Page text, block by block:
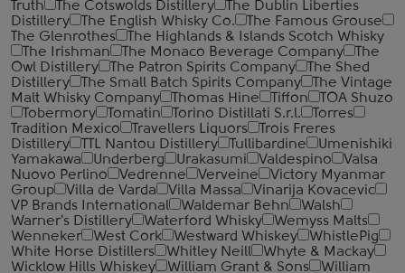
Truth
The Cotswolds Distillery
The Dublin Liberties
Distillery
The English Whisky Co.
The Famous Grouse
The Glenrothes
The Highlands & Islands Scotch Whisky
The Irishman
The Monaco Beverage Company
The
Owl Distillery
The Patron Spirits Company
The Shed
Distillery
The Small Batch Spirits Company
The Vintage
Malt Whisky Company
Thomas Hine Tiffon
TOA Shuzo
Tobermory
Tomatin Torino Distillati S.r.l.
Torres
Tradition Mexico
Travellers Liquors
Trois Freres
Distillery
TTL Nantou Distillery Tullibardine
Umenishiki
Yamakawa
Underberg Urakasumi Valdespino
Valsa
Nuovo Perlino
Vedrenne Verveine
Victory Myanmar
Group
Villa de Varda Villa Massa
Vinarija Kovacevic
VP Brands International
Waldemar Behn
Walsh
Warner's Distillery
Waterford Whisky
Wemyss Malts
Wenneker
West Cork Westward Whiskey
WhistlePig
White Horse Distillers
Whitley Neill
Whyte & Mackay
Wicklow Hills Whiskey
William Grant & Sons
William